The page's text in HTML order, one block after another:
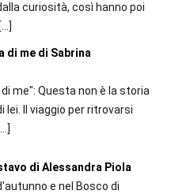
curiosità, così hanno poi
[…]
di me di Sabrina
me": Questa non è la storia
lei. Il viaggio per ritrovarsi
di Alessandra Piola
e nel Bosco di